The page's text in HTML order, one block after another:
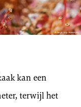
kan een
terwijl het